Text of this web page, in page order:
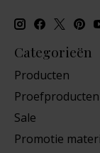
Categorieën
Producten
Proefproducten
Sale
Promotie